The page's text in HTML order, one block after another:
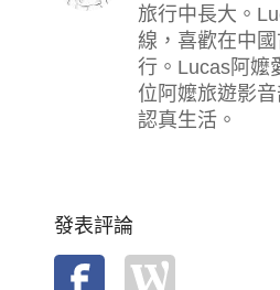
旅行中長大。
線，喜歡在中
行。Lucas阿嬤
位阿嬤旅遊影
認真生活。
發表評論